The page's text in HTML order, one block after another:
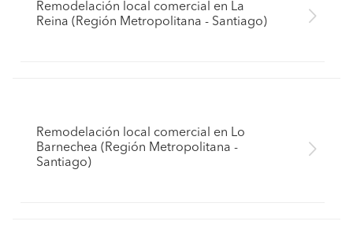
Remodelación local comercial en La
Reina (Región Metropolitana - Santiago)
Remodelación local comercial en Lo
Barnechea (Región Metropolitana -
Santiago)